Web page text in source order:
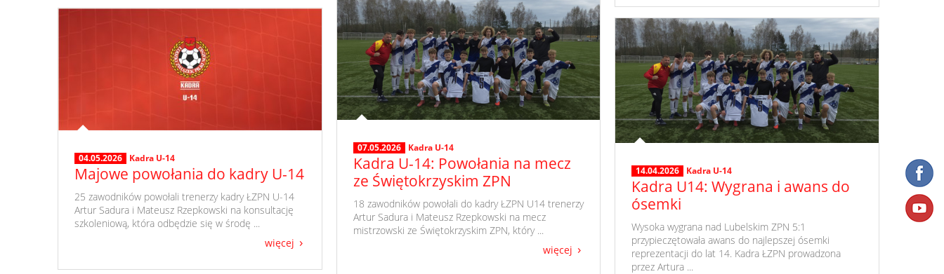
07.05.2026 Kadra U-14
Kadra U-14: Powołania na mecz
ze Świętokrzyskim ZPN
​ 18 zawodników powołali do kadry ŁZPN U14 trenerzy
Artur Sadura i Mateusz Rzepkowski na mecz
mistrzowski ze Świętokrzyskim ZPN, który ...
więcej
04.05.2026 Kadra U-14
Majowe powołania do kadry U-14
​ 25 zawodników powołali trenerzy kadry ŁZPN U-14
Artur Sadura i Mateusz Rzepkowski na konsultację
szkoleniową, która odbędzie się w środę ...
więcej
14.04.2026 Kadra U-14
Kadra U14: Wygrana i awans do
ósemki
​ Wysoka wygrana nad Lubelskim ZPN 5:1
przypieczętowała awans do najlepszej ósemki
reprezentacji do lat 14. Kadra ŁZPN prowadzona
przez Artura ...